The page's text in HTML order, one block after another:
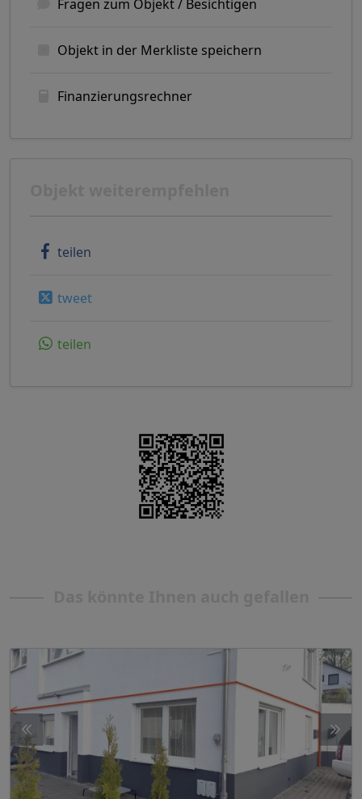
Fragen zum Objekt / Besichtigen
Objekt in der Merkliste speichern
Finanzierungsrechner
teilen
tweet
teilen